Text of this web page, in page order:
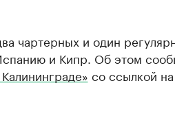
чартерных и один
и Кипр. Об этом
со ссылкой